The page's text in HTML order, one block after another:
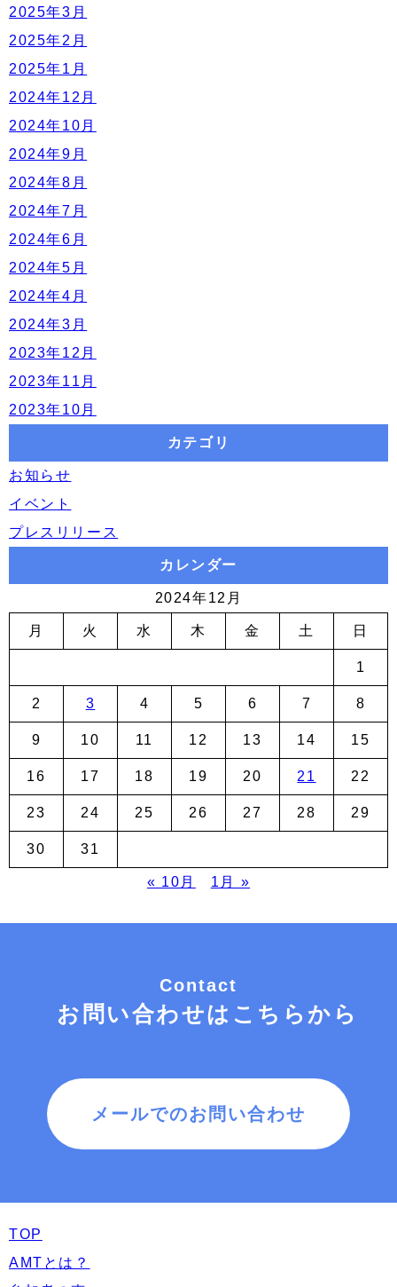
2025年3月
2025年2月
2025年1月
2024年12月
2024年10月
2024年9月
2024年8月
2024年7月
2024年6月
2024年5月
2024年4月
2024年3月
2023年12月
2023年11月
2023年10月
カテゴリ
お知らせ
イベント
プレスリリース
カレンダー
2024年12月
月 火 水 木 金 土 日
1
2 3 4 5 6 7 8
9 10 11 12 13 14 15
16 17 18 19 20 21 22
23 24 25 26 27 28 29
30 31
« 10月 1月 »
Contact
お問い合わせはこちらから
メールでのお問い合わせ
TOP
AMTとは？